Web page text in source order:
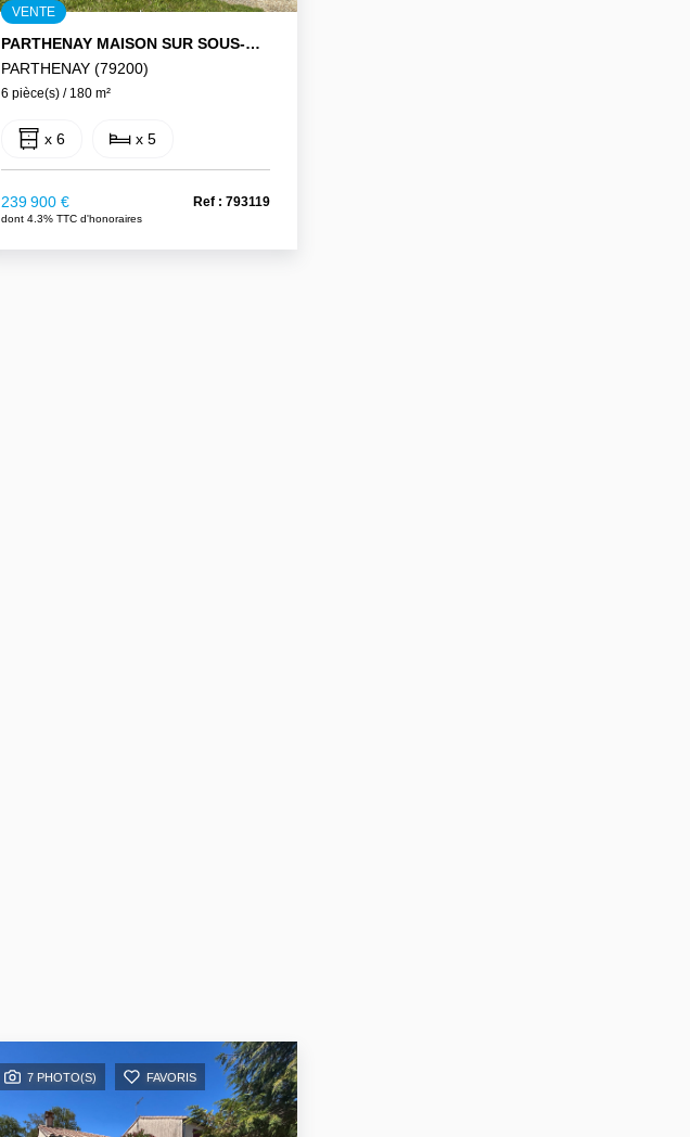
VENTE
PARTHENAY MAISON SUR SOUS-SOL 180 M2
PARTHENAY (79200)
6 pièce(s) / 180 m²
x 6 x 5
239 900 €
dont 4.3% TTC d'honoraires
Ref : 793119
7 PHOTO(S) FAVORIS